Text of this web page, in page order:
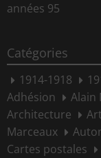
années 95
Catégories
1914-1918
Adhésion
Alain
Architecture
Art
Marceaux
Cartes postales